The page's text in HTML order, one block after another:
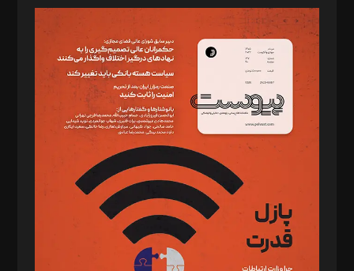
مدیر مسئول: محمدباقر اثنی‌عشری
سردبیر: مهرک محمودی
دبیر تحریریه: میثم قاسمی
د‌بیر ناداستان: سمانه سمیع
د‌بیر خدمت و تجارت: ابوالفضل رجبی
د‌بیر حقوق فناوری: حسام‌الدین ایپکچی
د‌بیر پیوست جهان: مینا پاکدل
د‌بیر تحریریه آنلاین: بابک نقاش
تحریریه‌: مجتبی محمود‌ی، آرش برهمند، یسنا امان‌پور، سروش کرمیان،
مصطفی مسجدی آرانی، ابوالفضل رجبی، زهرا فکرانه، فائزه فتحی
رستمی،مصطفی باستان
ویرایش: نگار استاد‌‌آقا